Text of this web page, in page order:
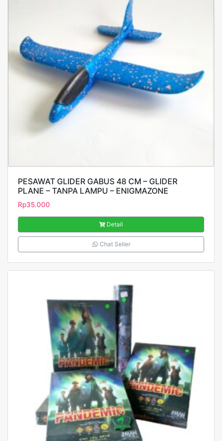
PESAWAT GLIDER GABUS 48 CM – GLIDER
PLANE – TANPA LAMPU – ENIGMAZONE
Rp35.000
Detail
Chat Seller